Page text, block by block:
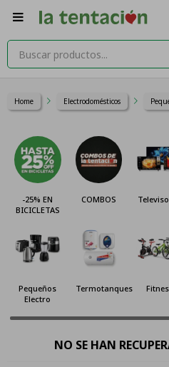

Home Electrodomésticos
-25% EN
BICICLETAS
COMBOS
Pequeños
Electro
Termotanques
NO SE HAN